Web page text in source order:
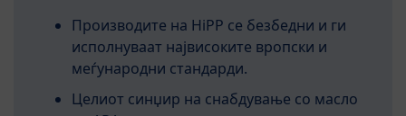
Производите на HiPP се безбедни и ги
исполнуваат највисоките вропски и
меѓународни стандарди.
Целиот синџир на снабдување со масло